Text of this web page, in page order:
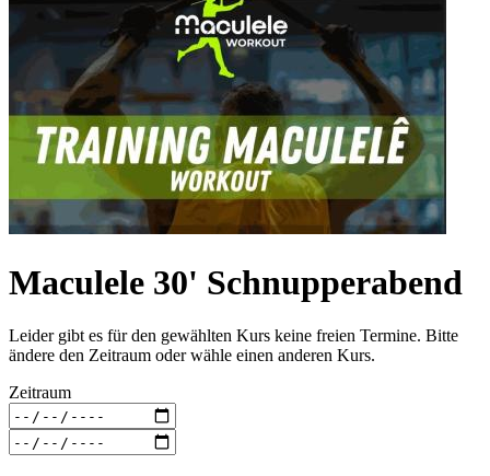
Maculele 30' Schnupperabend
Leider gibt es für den gewählten Kurs keine freien Termine. Bitte
ändere den Zeitraum oder wähle einen anderen Kurs.
Zeitraum